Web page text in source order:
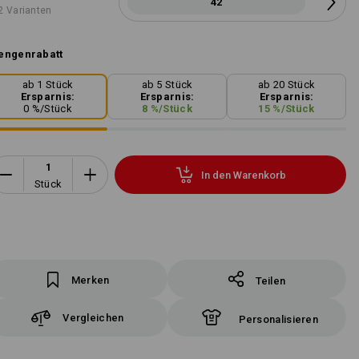
Varianten
ab 1 Stück
Ersparnis:
0 %/Stück
ab 5 Stück
Ersparnis:
8 %/Stück
ab 20 Stück
Ersparnis:
15 %/Stück
Stück
In den Warenkorb
Merken Teilen
Vergleichen Personalisieren